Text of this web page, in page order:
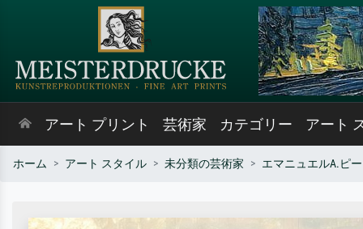
アート プリント 芸術家 カテゴリー アート
ホーム アート スタイル 未分類の芸術家 エマニュエルA.ピ